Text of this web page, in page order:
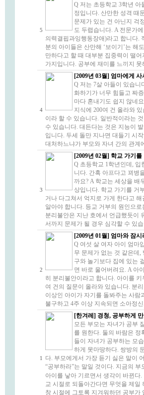
5
Q 저는 초등학교 3학년
정입니다. 산만한 성격 때
문제가 있는 건 아닌지 걱
도 두렵습니다. A 전문가
의력결핍과잉행동장애)라고 합니다.
분의 아이들은 산만해 ‘보이기’는 해
만하다고 할 때 대부분 집중력이 떨
가지입니다. 공부에 재미를 느끼지
4
[2009년 03월] 엄마에게
Q 저는 7살 아들이 있습니
화하기가 너무 힘들고 짜
마다 혼내기도 쉽지 않네
지식에 200여 건 올라와
이라 할 수 있습니다. 일반적이라는
수 있습니다. 대든다는 것은 지능이
입니다. 두세 돌만 지나면 대들기 시
대처하느냐가 부모와 자녀 간의 관계
3
[2009년 02월] 학교 가기
Q 초등학교 1학년인데,
니다. 간혹 아프다고 꾀병
까요? A 학교는 세상을 배
상입니다. 학교 가기를 거
거나 다그쳐서 억지로 가게 한다고
알아야 합니다. 등교 거부의 원인으
분리불안은 지난 호에서 언급했듯이
서까지 문제가 될 경우 심각할 수 있
2
[2009년 01월] 엄마와 잠
Q 여섯 살 여자 아이 엄마
무 문제가 없는 것 같은데,
구와 놀기보다 집에 있는
면 바로 울어버려요. A 아
히 분리불안이라고 합니다. 아이를
여 건의 질문이 올라와 있습니다. 분
이상인 아이가 자기를 돌봐주는 사람
불구하고 4주 이상 지속되면 소아정
1
[한겨레] 경청, 공부하게
모든 부모는 자녀가 공부
를 원한다. 둘의 바람은 정
들이 자녀가 공부하는 모
하게 못마땅하다. 쌍방의
다. 부모에게서 가장 듣기 싫은 말이
“공부하라”는 말일 것이다. 지금의
아이를 낳아 기르면서 생각이 바뀐다
교 시절로 되돌아간다면 무엇을 제일
창 시절에 그토록 지겨워하던 공부가